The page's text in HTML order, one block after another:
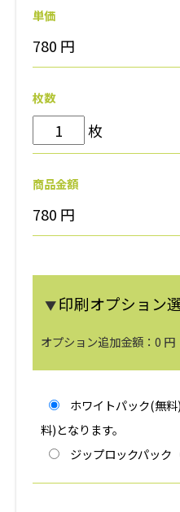
単価
780 円
枚数
枚
商品金額
780 円
▼印刷オプション
オプション追加金額： 0 円
ホワイトパック(無
料)となります。
ジップロックパック